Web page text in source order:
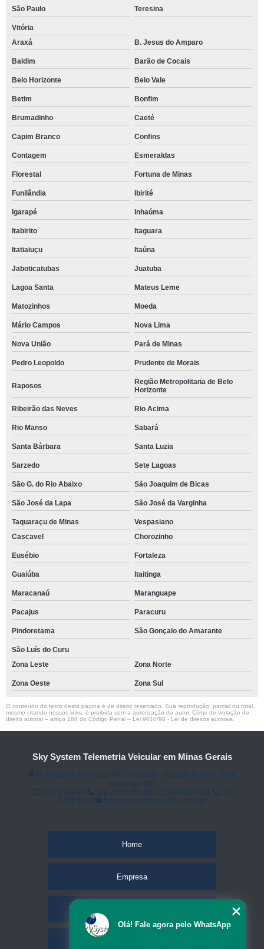
São Paulo Teresina
Vitória
Araxá
B. Jesus do Amparo
Baldim Barão de Cocais
Belo Horizonte Belo Vale
Betim Bonfim
Brumadinho Caeté
Capim Branco Confins
Contagem Esmeraldas
Florestal Fortuna de Minas
Funilândia Ibirité
Igarapé Inhaúma
Itabirito Itaguara
Itatiaiuçu Itaúna
Jaboticatubas Juatuba
Lagoa Santa Mateus Leme
Matozinhos Moeda
Mário Campos Nova Lima
Nova União Pará de Minas
Pedro Leopoldo Prudente de Morais
Raposos
Região Metropolitana de Belo
Horizonte
Ribeirão das Neves Rio Acima
Rio Manso Sabará
Santa Bárbara Santa Luzia
Sarzedo Sete Lagoas
São G. do Rio Abaixo São Joaquim de Bicas
São José da Lapa São José da Varginha
Taquaraçu de Minas
Vespasiano
Cascavel
Chorozinho
Eusébio Fortaleza
Guaiúba Itaitinga
Maracanaú Maranguape
Pacajus Paracuru
Pindoretama São Gonçalo do Amarante
São Luís do Curu
Zona Leste
Zona Norte
Zona Oeste Zona Sul
O conteúdo do texto desta página é de direito reservado. Sua reprodução, parcial ou total,
mesmo citando nossos links, é proibida sem a autorização do autor. Crime de violação de
direito autoral – artigo 184 do Código Penal – Lei 9610/98 - Lei de direitos autorais
Sky System Telemetria Veicular em Minas Gerais
Home
Empresa
Olá! Fale agora pelo WhatsApp